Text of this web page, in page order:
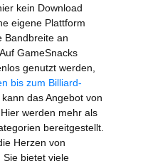
kein Download
eigene Plattform
Bandbreite an
GameSnacks
genutzt werden,
bis zum Billiard-
das Angebot von
werden mehr als
bereitgestellt.
Herzen von
Sie bietet viele